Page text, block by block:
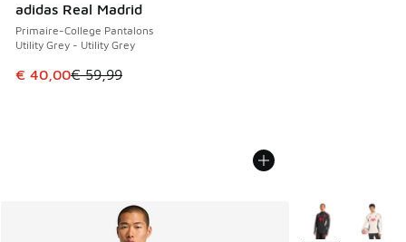
adidas Real Madrid
Primaire-College Pantalons
Utility Grey - Utility Grey
Cet article est en promotion. Prix en baisse de € 59,99 à
€ 40,00€ 59,99
Plus de couleurs